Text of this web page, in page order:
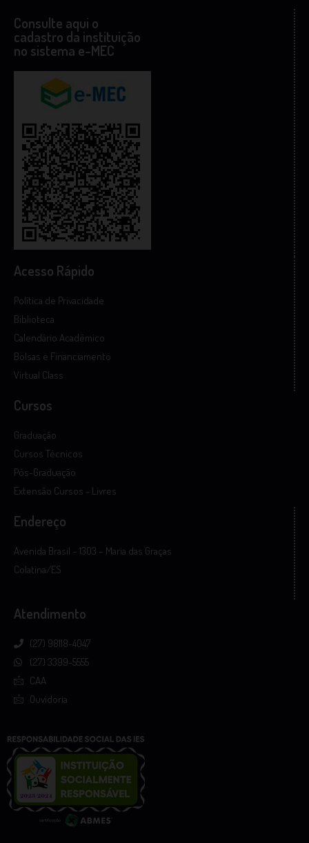
Consulte aqui o
cadastro da instituição
no sistema e-MEC
Acesso Rápido
Política de Privacidade
Biblioteca
Calendário Acadêmico
Bolsas e Financiamento
Virtual Class
Cursos
Graduação
Cursos Técnicos
Pós-Graduação
Extensão Cursos - Livres
Endereço
Avenida Brasil – 1303 – Maria das Graças
Colatina/ES
Atendimento
(27) 98118-4047
(27) 3399-5555
CAA
Ouvidoria